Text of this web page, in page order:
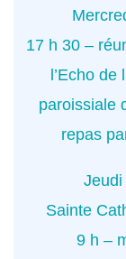
17 h 30 –
l’Echo de
paroissiale
repas
Sainte
9 h –